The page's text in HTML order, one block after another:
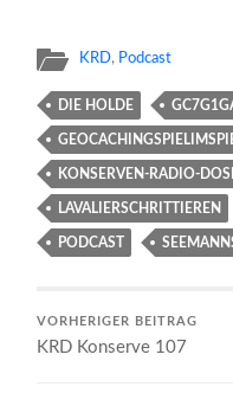
KRD, Podcast
DIE HOLDE
KONSERVEN-RADIO-
LAVALIERSCHRITTIEREN
PODCAST
VORHERIGER BEITRAG
KRD Konserve 107